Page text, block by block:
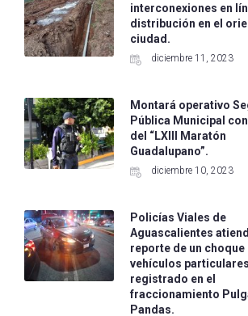
interconexiones en
distribución en el
ciudad.
diciembre 11, 2023
Montará operativo
Pública Municipal
del “LXIII Maratón
Guadalupano”.
diciembre 10, 2023
Policías Viales de
Aguascalientes
reporte de un choque
vehículos
registrado en el
fraccionamiento
Pandas.